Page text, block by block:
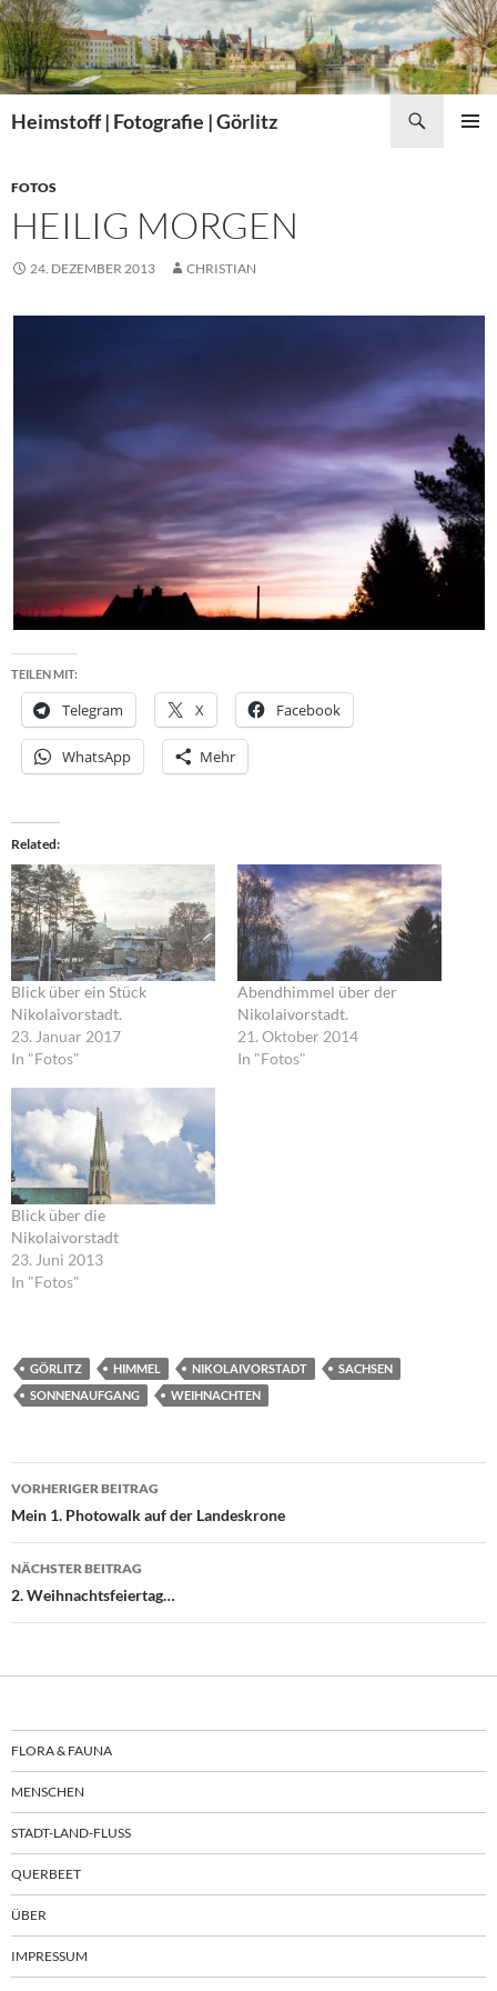
Zum
Inhalt
springen
Heimstoff | Fotografie | Görlitz
FOTOS
HEILIG MORGEN
24. DEZEMBER 2013 CHRISTIAN
TEILEN MIT:
Telegram X Facebook
WhatsApp Mehr
Related
Blick über ein Stück
Nikolaivorstadt.
23. Januar 2017
In "Fotos"
Abendhimmel über der
Nikolaivorstadt.
21. Oktober 2014
In "Fotos"
Blick über die
Nikolaivorstadt
23. Juni 2013
In "Fotos"
GÖRLITZ HIMMEL NIKOLAIVORSTADT
SACHSEN
SONNENAUFGANG
WEIHNACHTEN
Beitragsnavigation
VORHERIGER BEITRAG
Mein 1. Photowalk auf der Landeskrone
NÄCHSTER BEITRAG
2. Weihnachtsfeiertag…
FLORA & FAUNA
MENSCHEN
STADT-LAND-FLUSS
QUERBEET
ÜBER
IMPRESSUM